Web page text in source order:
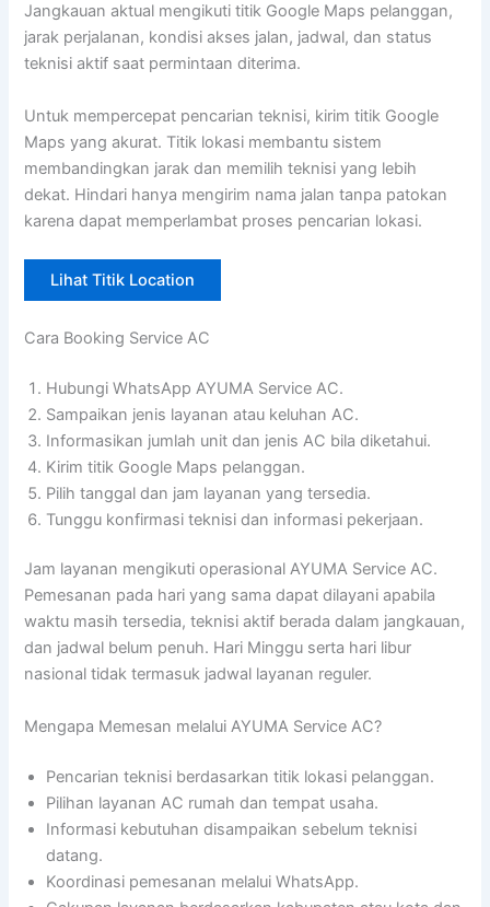
Jangkauan aktual mengikuti titik Google Maps pelanggan,
jarak perjalanan, kondisi akses jalan, jadwal, dan status
teknisi aktif saat permintaan diterima.
Untuk mempercepat pencarian teknisi, kirim titik Google
Maps yang akurat. Titik lokasi membantu sistem
membandingkan jarak dan memilih teknisi yang lebih
dekat. Hindari hanya mengirim nama jalan tanpa patokan
karena dapat memperlambat proses pencarian lokasi.
Lihat Titik Location
Cara Booking Service AC
Hubungi WhatsApp AYUMA Service AC.
Sampaikan jenis layanan atau keluhan AC.
Informasikan jumlah unit dan jenis AC bila diketahui.
Kirim titik Google Maps pelanggan.
Pilih tanggal dan jam layanan yang tersedia.
Tunggu konfirmasi teknisi dan informasi pekerjaan.
Jam layanan mengikuti operasional AYUMA Service AC.
Pemesanan pada hari yang sama dapat dilayani apabila
waktu masih tersedia, teknisi aktif berada dalam jangkauan,
dan jadwal belum penuh. Hari Minggu serta hari libur
nasional tidak termasuk jadwal layanan reguler.
Mengapa Memesan melalui AYUMA Service AC?
Pencarian teknisi berdasarkan titik lokasi pelanggan.
Pilihan layanan AC rumah dan tempat usaha.
Informasi kebutuhan disampaikan sebelum teknisi
datang.
Koordinasi pemesanan melalui WhatsApp.